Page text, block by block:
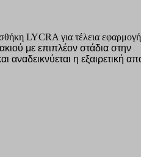
LYCRA για τέλεια
με επιπλέον στάδια στην
η εξαιρετική